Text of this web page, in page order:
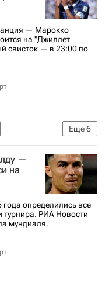
— Марокко
на "Джиллет
свисток — в 23:00 по
Еще6
2026—
на
определились все
турнира. РИА Новости
мундиаля.